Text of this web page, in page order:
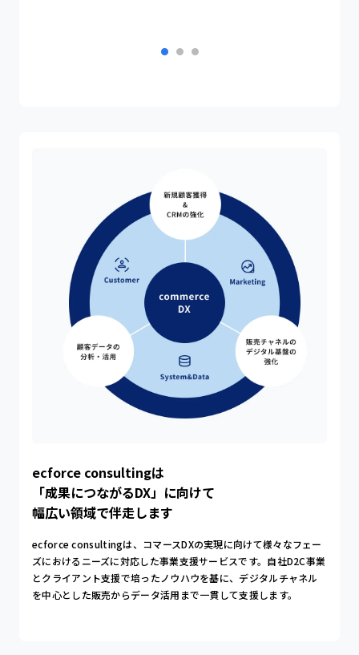
商材ごとの特徴
コスメ・美容・健康食品
食品・飲料品
アパレル
提携サービス一覧
パートナープログラム
請求書の立替払い
倍に向上。パーソナライズヘアケアブランド
ecforce consultingは
「成果につながるDX」に向けて
幅広い領域で伴走します
ecforce consultingは、コマースDXの実現に向けて様々なフェー
ズにおけるニーズに対応した事業支援サービスです。自社D2C事業
とクライアント支援で培ったノウハウを基に、デジタルチャネル
を中心とした販売からデータ活用まで一貫して支援します。